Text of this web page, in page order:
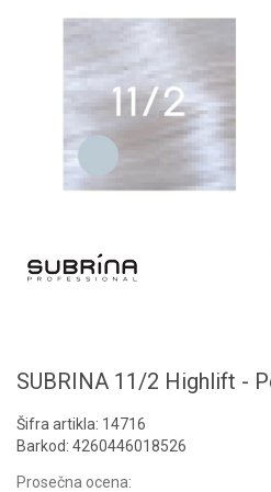
SUBRINA 11/2 Highlift -
Šifra artikla: 14716
Barkod: 4260446018526
Prosečna ocena: